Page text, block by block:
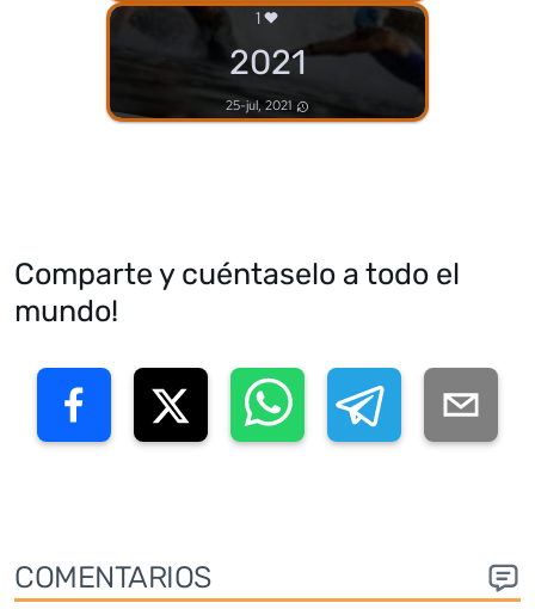
1
2021
25-jul, 2021
Comparte y cuéntaselo a todo el
mundo!
COMENTARIOS